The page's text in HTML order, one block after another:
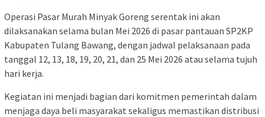
Operasi Pasar Murah Minyak Goreng serentak ini akan
dilaksanakan selama bulan Mei 2026 di pasar pantauan SP2KP
Kabupaten Tulang Bawang, dengan jadwal pelaksanaan pada
tanggal 12, 13, 18, 19, 20, 21, dan 25 Mei 2026 atau selama tujuh
hari kerja.
Kegiatan ini menjadi bagian dari komitmen pemerintah dalam
menjaga daya beli masyarakat sekaligus memastikan distribusi